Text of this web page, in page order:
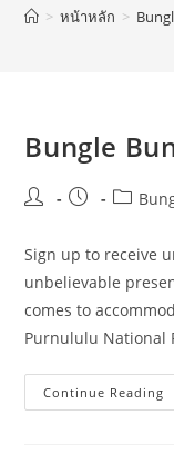
> หน้าหลัก >
Bungle
Post
Post
Post
Sign up to receive
unbelievable
comes to
Purnululu National
Continue Reading